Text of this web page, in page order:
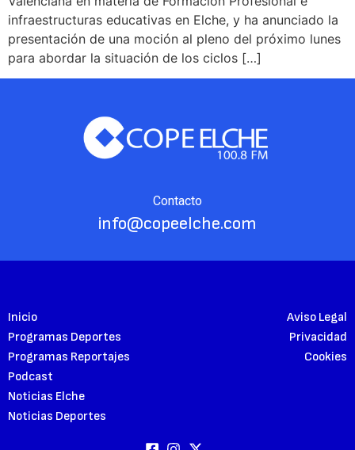
infraestructuras educativas en Elche, y ha anunciado la
presentación de una moción al pleno del próximo lunes
para abordar la situación de los ciclos […]
Contacto
info@copeelche.com
Inicio
Programas Deportes
Programas Reportajes
Podcast
Noticias Elche
Noticias Deportes
Aviso Legal
Privacidad
Cookies